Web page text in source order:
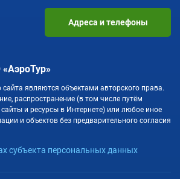
являются объектами авторского права.
распространение (в том числе путём
и ресурсы в Интернете) или любое иное
и объектов без предварительного согласия
субъекта персональных данных
Адреса и телефоны